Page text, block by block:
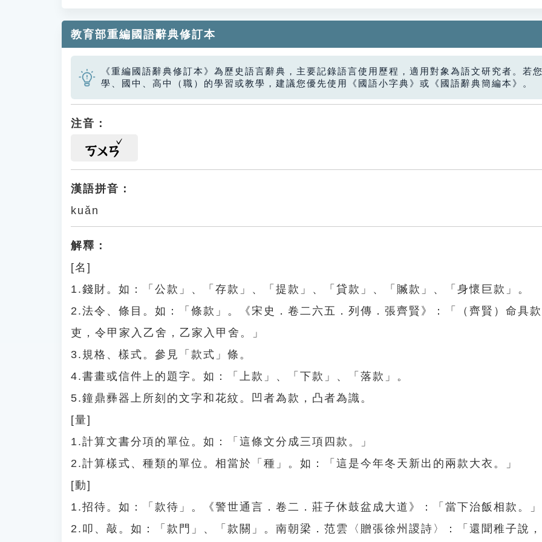
教育部重編國語辭典修訂本
《重編國語辭典修訂本》為歷史語言辭典，主要記錄語言使用歷程，適用對象為語文研究者。若
學、國中、高中（職）的學習或教學，建議您優先使用《國語小字典》或《國語辭典簡編本》。
注音：
ㄎㄨㄢ
漢語拼音：
kuǎn
解釋：
[名]
1.錢財。如：「公款」、「存款」、「提款」、「貸款」、「贓款」、「身懷巨款」。
2.法令、條目。如：「條款」。《宋史．卷二六五．列傳．張齊賢》：「（齊賢）命具
吏，令甲家入乙舍，乙家入甲舍。」
3.規格、樣式。參見「款式」條。
4.書畫或信件上的題字。如：「上款」、「下款」、「落款」。
5.鐘鼎彞器上所刻的文字和花紋。凹者為款，凸者為識。
[量]
1.計算文書分項的單位。如：「這條文分成三項四款。」
2.計算樣式、種類的單位。相當於「種」。如：「這是今年冬天新出的兩款大衣。」
[動]
1.招待。如：「款待」。《警世通言．卷二．莊子休鼓盆成大道》：「當下治飯相款。」
2.叩、敲。如：「款門」、「款關」。南朝梁．范雲〈贈張徐州謖詩〉：「還聞稚子說